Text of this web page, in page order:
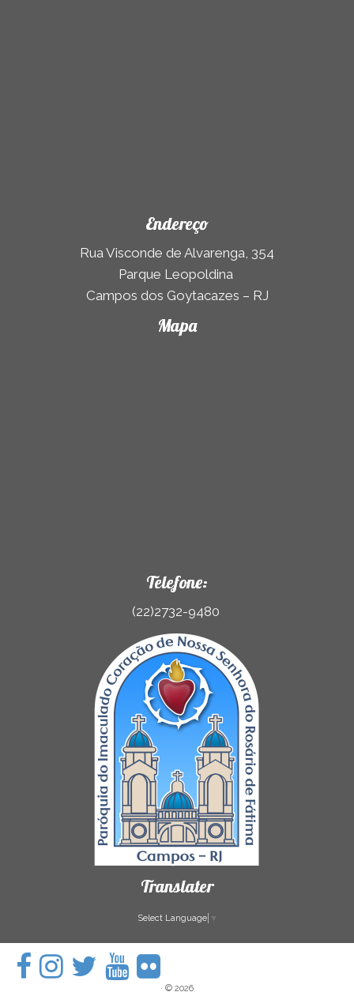
Endereço
Rua Visconde de Alvarenga, 354
Parque Leopoldina
Campos dos Goytacazes – RJ
Mapa
Telefone:
(22)2732-9480
Translater
Select Language ▼
· © 2026